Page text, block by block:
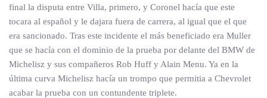
final la disputa entre Villa, primero, y Coronel hacía que este
tocara al español y le dajara fuera de carrera, al igual que el que
era sancionado. Tras este incidente el más beneficiado era Muller
que se hacía con el dominio de la prueba por delante del BMW de
Michelisz y sus compañeros Rob Huff y Alain Menu. Ya en la
última curva Michelisz hacía un trompo que permitia a Chevrolet
acabar la prueba con un contundente triplete.